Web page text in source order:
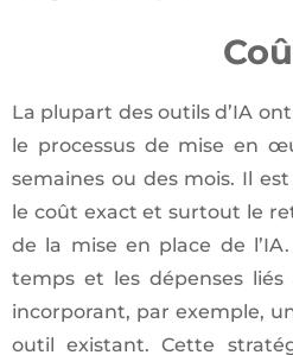
La plupart des outils d’IA
le processus de mise en
semaines ou des mois. Il
le coût exact et surtout le
de la mise en place de
temps et les dépenses liés
incorporant, par exemple,
outil existant. Cette